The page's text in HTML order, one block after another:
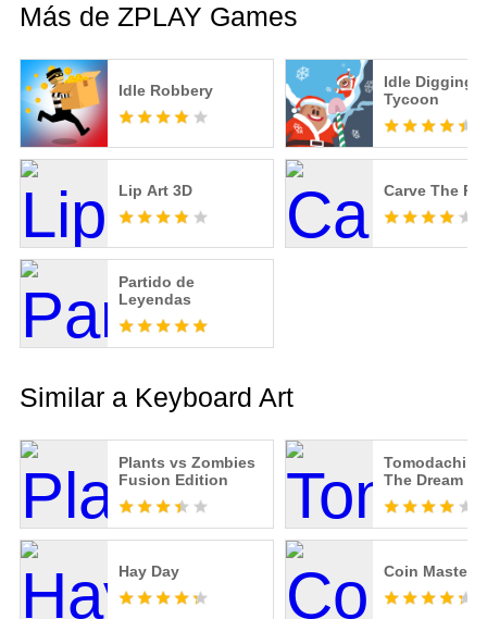
Más de ZPLAY Games
Idle Robbery
Idle Digging
Tycoon
Lip Art 3D Carve The
Partido de
Leyendas
Similar a Keyboard Art
Plants vs Zombies
Fusion Edition
Tomodachi
The Dream
Hay Day Coin Master